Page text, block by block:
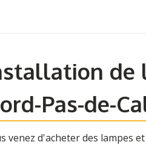
de
Pas-de-
venez d'acheter des lampes